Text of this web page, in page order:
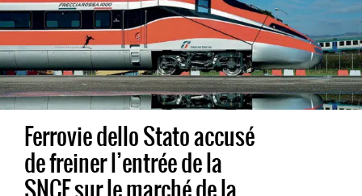
Ferrovie dello Stato accusé
de freiner l’entrée de la